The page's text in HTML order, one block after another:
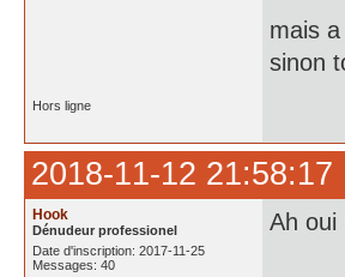
mais
sinon
Hors ligne
2018-11-12 21:58:17
Hook
Dénudeur professionel
Date d'inscription: 2017-11-25
Messages: 40
Ah oui